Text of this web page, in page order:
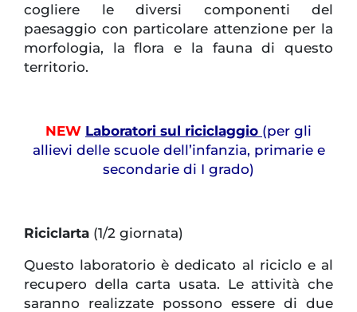
cogliere le diversi componenti del
paesaggio con particolare attenzione per la
morfologia, la flora e la fauna di questo
territorio.
NEW Laboratori sul riciclaggio (per gli
allievi delle scuole dell’infanzia, primarie e
secondarie di I grado)
Riciclarta (1/2 giornata)
Questo laboratorio è dedicato al riciclo e al
recupero della carta usata. Le attività che
saranno realizzate possono essere di due